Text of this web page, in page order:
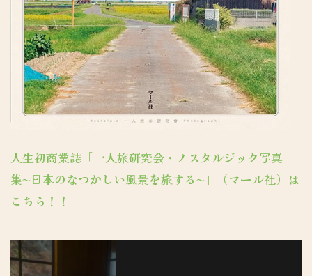
人生初商業誌「一人旅研究会・ノスタルジック写真
集〜日本のなつかしい風景を旅する〜」（マール社）は
こちら！！